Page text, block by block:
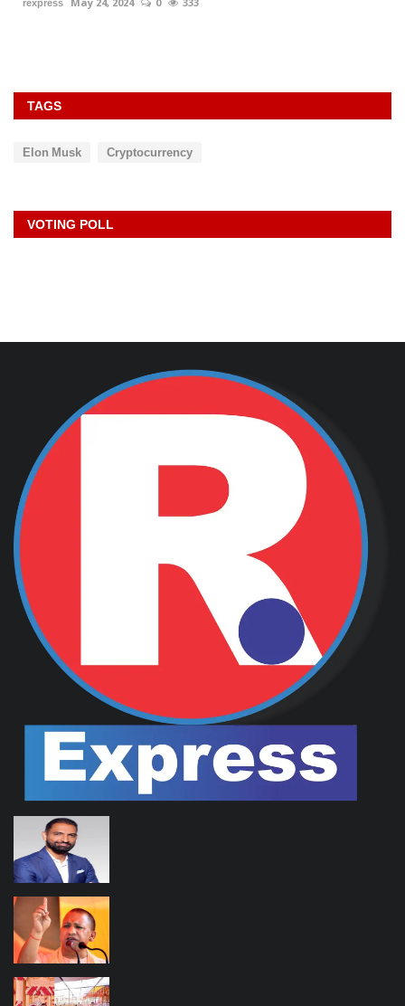
TAGS
Elon Musk Cryptocurrency
VOTING POLL